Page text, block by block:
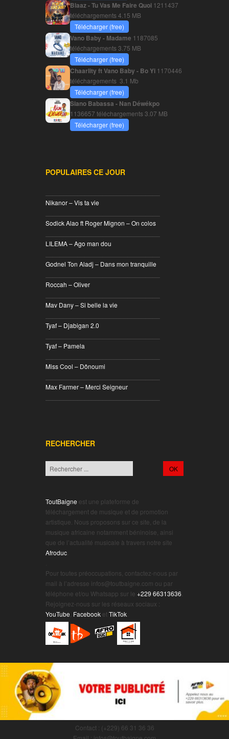
Blaaz - Tu Vas Me Faire Quoi 1211437
téléchargements4.15 MB
Télécharger (free)
Vano Baby - Madame 1187085
téléchargements3.75 MB
Télécharger (free)
Chaarlity ft Vano Baby - Bo Yi 1170446
téléchargements 3.1 Mb
Télécharger (free)
Siano Babassa - Nan Déwékpo
1136657 téléchargements3.07 MB
Télécharger (free)
POPULAIRES CE JOUR
Nikanor – Vis ta vie
Sodick Alao ft Roger Mignon – On colos
LILEMA – Ago man dou
Godnel Ton Aladj – Dans mon tranquille
Roccah – Oliver
Mav Dany – Si belle la vie
Tyaf – Djabigan 2.0
Tyaf – Pamela
Miss Cool – Dônoumi
Max Farmer – Merci Seigneur
RECHERCHER
ToutBaigne est une plateforme de
téléchargement de musique et de promotion
artistique. Nous proposons sur ce site, de la
musique africaine notamment béninoise, ainsi
que de l’actualité musicale à travers notre site
Afroduc
Pour toutes préoccupations, contactez-nous par
mail à l’adresse infos@toutbaigne.com ou par
téléphone et/ou Whatsapp sur le +229 66313636
Rejoignez-nous sur les réseaux sociaux :
YouTube Facebook etTikTok
Contact : (+229) 66 31 36 36